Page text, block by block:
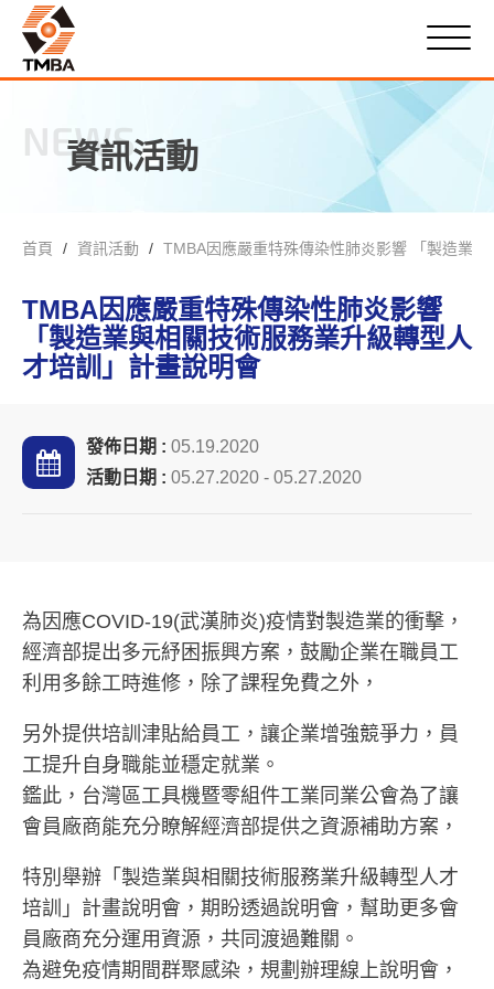
NEWS
資訊活動
首頁 資訊活動 TMBA因應嚴重特殊傳染性肺炎影響 「製造業
TMBA因應嚴重特殊傳染性肺炎影響
「製造業與相關技術服務業升級轉型人
才培訓」計畫說明會
發佈日期 : 05.19.2020
活動日期 : 05.27.2020 - 05.27.2020
為因應COVID-19(武漢肺炎)疫情對製造業的衝擊，
經濟部提出多元紓困振興方案，鼓勵企業在職員工
利用多餘工時進修，除了課程免費之外，
另外提供培訓津貼給員工，讓企業增強競爭力，員
工提升自身職能並穩定就業。
鑑此，台灣區工具機暨零組件工業同業公會為了讓
會員廠商能充分瞭解經濟部提供之資源補助方案，
特別舉辦「製造業與相關技術服務業升級轉型人才
培訓」計畫說明會，期盼透過說明會，幫助更多會
員廠商充分運用資源，共同渡過難關。
為避免疫情期間群聚感染，規劃辦理線上說明會，